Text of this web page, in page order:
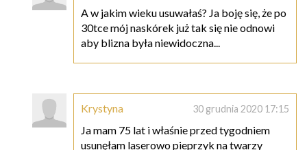
A w jakim wieku usuwałaś? Ja boję się, że po
30tce mój naskórek już tak się nie odnowi
aby blizna była niewidoczna...
Krystyna 30 grudnia 2020 17:15
Ja mam 75 lat i właśnie przed tygodniem
usunęłam laserowo pieprzyk na twarzy